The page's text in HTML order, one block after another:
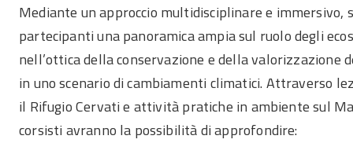
Mediante un approccio multidisciplinare e
partecipanti una panoramica ampia sul ruolo degli
nell’ottica della conservazione e della valorizzazione
in uno scenario di cambiamenti climatici. Attraverso
il Rifugio Cervati e attività pratiche in ambiente sul
corsisti avranno la possibilità di approfondire: